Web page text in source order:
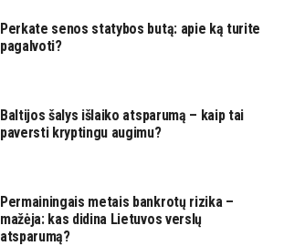
Perkate senos statybos butą: apie ką turite
pagalvoti?
Baltijos šalys išlaiko atsparumą – kaip tai
paversti kryptingu augimu?
Permainingais metais bankrotų rizika –
mažėja: kas didina Lietuvos verslų
atsparumą?